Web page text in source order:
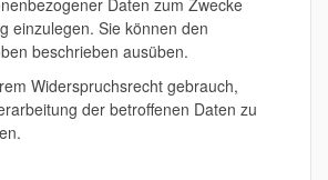
Daten zum Zwecke
einzulegen. Sie können den
beschrieben ausüben.
Widerspruchsrecht gebrauch,
der betroffenen Daten zu